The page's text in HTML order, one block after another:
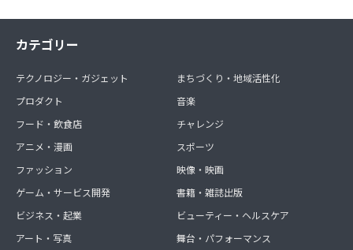
カテゴリー
テクノロジー・ガジェット
プロダクト
フード・飲食店
アニメ・漫画
ファッション
ゲーム・サービス開発
ビジネス・起業
アート・写真
まちづくり・地域活性化
音楽
チャレンジ
スポーツ
映像・映画
書籍・雑誌出版
ビューティー・ヘルスケア
舞台・パフォーマンス